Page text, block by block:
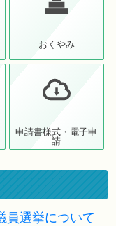
おくやみ
申請書様式・電子申
請
員選挙について